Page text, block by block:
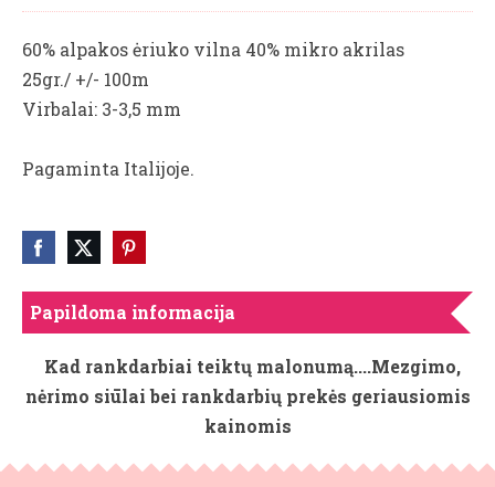
Papildoma informacija
Kad rankdarbiai teiktų malonumą....Mezgimo,
nėrimo siūlai bei rankdarbių prekės geriausiomis
kainomis
60% alpakos ėriuko vilna 40% mikro akrilas
25gr./ +/- 100m
Virbalai: 3-3,5 mm
Pagaminta Italijoje.